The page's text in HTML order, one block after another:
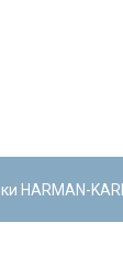
HARMAN-